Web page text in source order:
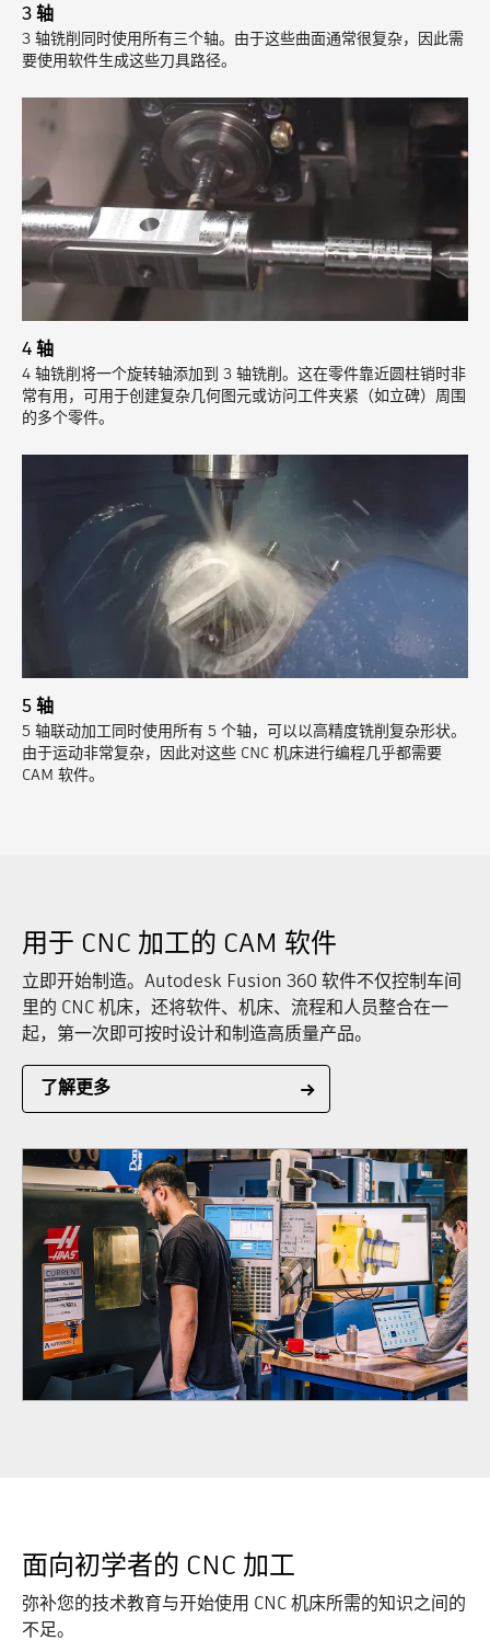
3 轴
3 轴铣削同时使用所有三个轴。由于这些曲面通常很复杂，因此需
要使用软件生成这些刀具路径。
4 轴
4 轴铣削将一个旋转轴添加到 3 轴铣削。这在零件靠近圆柱销时非
常有用，可用于创建复杂几何图元或访问工件夹紧（如立碑）周围
的多个零件。
5 轴
5 轴联动加工同时使用所有 5 个轴，可以以高精度铣削复杂形状。
由于运动非常复杂，因此对这些 CNC 机床进行编程几乎都需要
CAM 软件。
用于 CNC 加工的 CAM 软件
立即开始制造。Autodesk Fusion 360 软件不仅控制车间
里的 CNC 机床，还将软件、机床、流程和人员整合在一
起，第一次即可按时设计和制造高质量产品。
了解更多
面向初学者的 CNC 加工
弥补您的技术教育与开始使用 CNC 机床所需的知识之间的
不足。